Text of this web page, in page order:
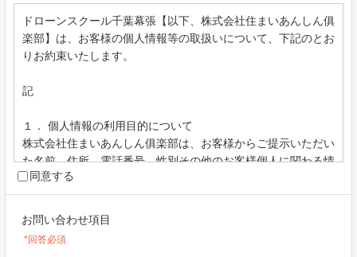
ドローンスクール千葉幕張【以下、株式会社住まいあんしん俱
楽部】は、お客様の個人情報等の取扱いについて、下記のとお
りお約束いたします。
記
１． 個人情報の利用目的について
株式会社住まいあんしん俱楽部は、お客様からご提示いただい
た名前、住所、電話番号、性別その他のお客様個人に関わる情
報（以下、「個人情報等」といいます）を、お客様へ適した商
品やサービス、及び会報誌・ダイレクトメール等による各種情
報のご提供のために利用させていただき、お客様の承諾なく、
同意する
お問い合わせ項目
*回答必須